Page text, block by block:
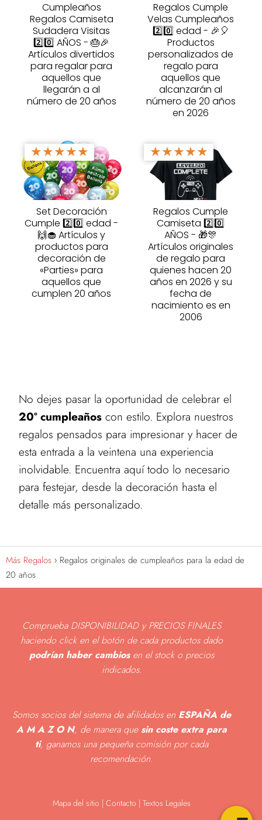
Cumpleaños
Regalos Camiseta
Sudadera Visitas
2️⃣0️⃣ AÑOS - 🎂🎉
Artículos divertidos
para regalar para
aquellos que
llegarán a al
número de 20 años
Regalos Cumple
Velas Cumpleaños
2️⃣0️⃣ edad - 🎉🎈
Productos
personalizados de
regalo para
aquellos que
alcanzarán al
número de 20 años
en 2026
★★★★★
Set Decoración
Cumple 2️⃣0️⃣ edad -
🙌🧁 Artículos y
productos para
decoración de
«Parties» para
aquellos que
cumplen 20 años
★★★★★
Regalos Cumple
Camiseta 2️⃣0️⃣
AÑOS - 🎁🎊
Artículos originales
de regalo para
quienes hacen 20
años en 2026 y su
fecha de
nacimiento es en
2006
No dejes pasar la oportunidad de celebrar el
20º cumpleaños con estilo. Explora nuestros
regalos pensados para impresionar y hacer de
esta entrada a la veintena una experiencia
inolvidable. Encuentra aquí todo lo necesario
para festejar, desde la decoración hasta el
detalle más personalizado.
Más Regalos
Regalos originales de cumpleaños para la edad de
20 años
Comprueba DISPONIBILIDAD y PRECIOS FINALES
haciendo click en el botón de cada productos dado
podrían haber cambiosen el stock o precios
indicados.
Somos socios del sistema de afilidados en ESPAÑA de
A M A Z O N, de manera que sin coste extra para
ti, ganamos una pequeña comisión por cada
recomendación.
Mapa del sitio | Contacto | Textos Legales